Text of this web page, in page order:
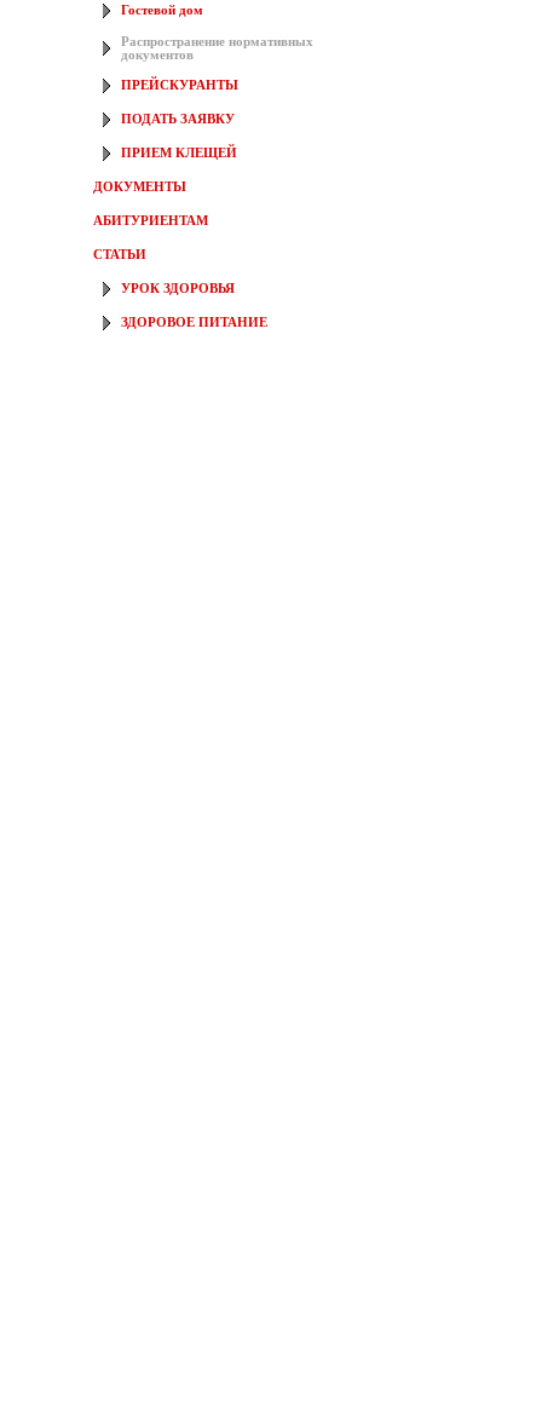
Гостевой дом
Распространение нормативных
документов
ПРЕЙСКУРАНТЫ
ПОДАТЬ ЗАЯВКУ
ПРИЕМ КЛЕЩЕЙ
ДОКУМЕНТЫ
АБИТУРИЕНТАМ
СТАТЬИ
УРОК ЗДОРОВЬЯ
ЗДОРОВОЕ ПИТАНИЕ